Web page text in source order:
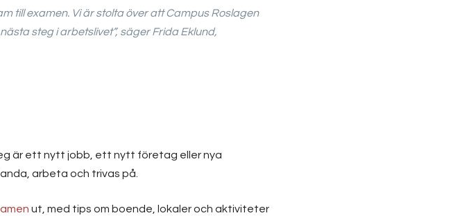
till examen. Vi är stolta över att Campus Roslagen
steg i arbetslivet”, säger Frida Eklund,
är ett nytt jobb, ett nytt företag eller nya
arbeta och trivas på.
ut, med tips om boende, lokaler och aktiviteter